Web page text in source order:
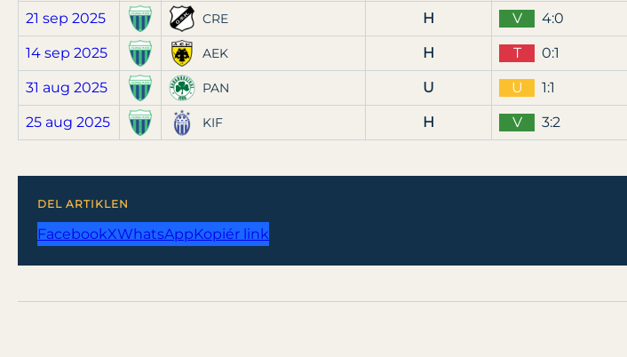
21 sep 2025 CRE H V 4:0
14 sep 2025 AEK H T 0:1
31 aug 2025 PAN U U 1:1
25 aug 2025 KIF H V 3:2
DEL ARTIKLEN
FacebookXWhatsAppKopiér link